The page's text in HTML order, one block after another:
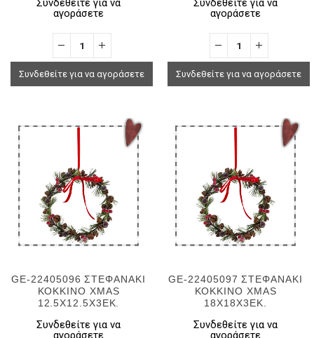
Συνδεθείτε για να
αγοράσετε
Συνδεθείτε για να αγοράσετε
Συνδεθείτε για να
αγοράσετε
Συνδεθείτε για να αγοράσετε
GE-22405096 ΣΤΕΦΑΝΑΚΙ
ΚΟΚΚΙΝΟ XMAS
12.5X12.5X3ΕΚ.
Συνδεθείτε για να
GE-22405097 ΣΤΕΦΑΝΑΚΙ
ΚΟΚΚΙΝΟ XMAS
18X18X3ΕΚ.
Συνδεθείτε για να